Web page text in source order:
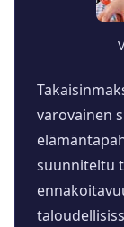
varovainen
suunniteltu